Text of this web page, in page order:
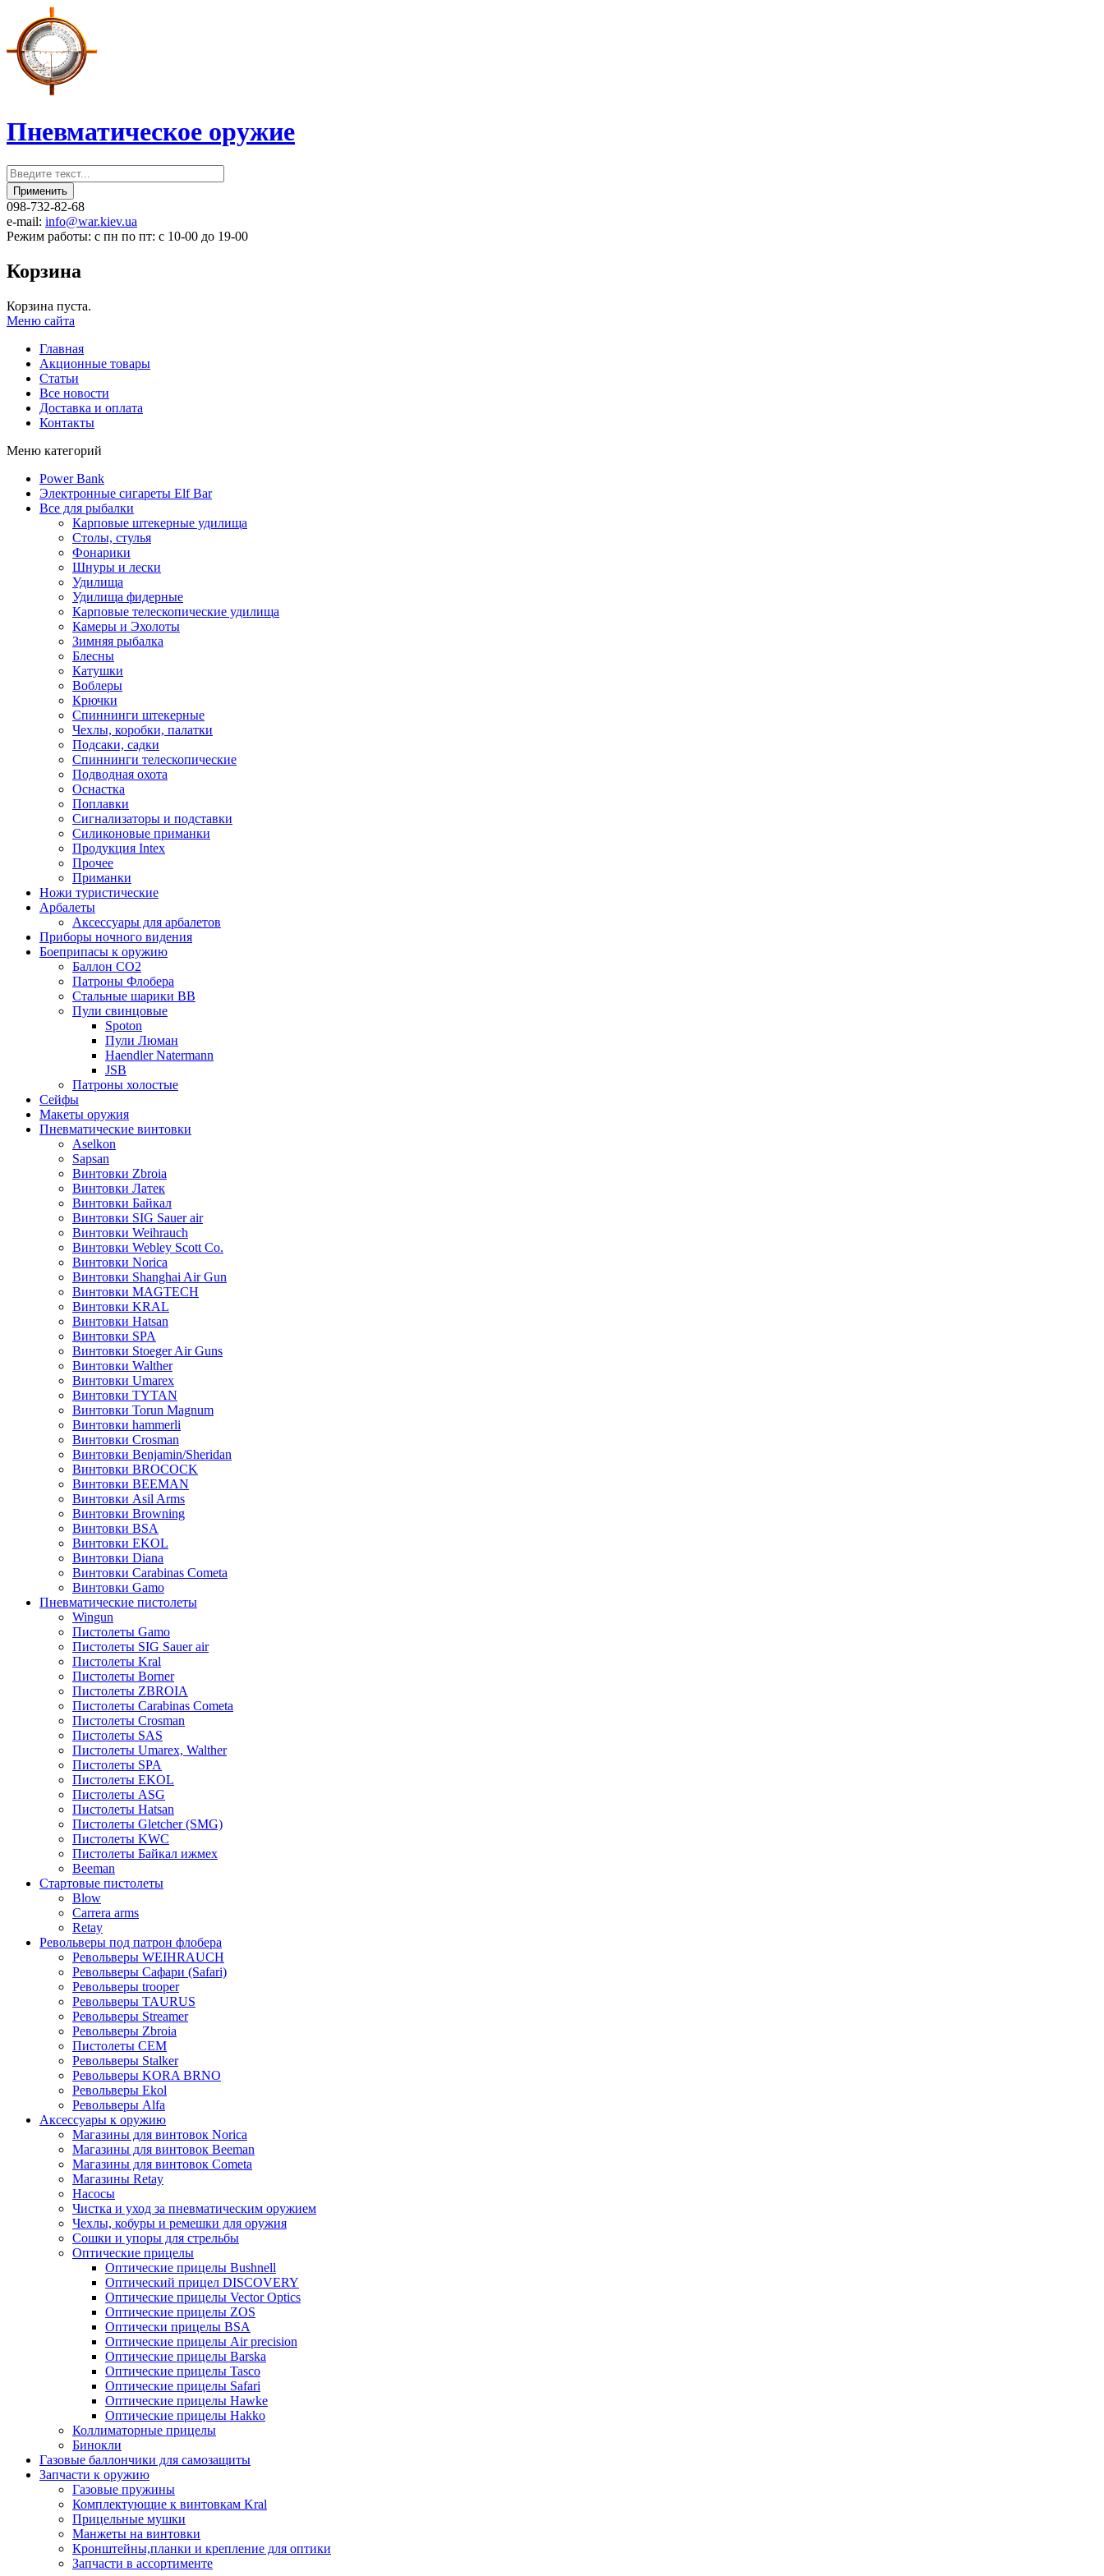
Пневматическое оружие
098-732-82-68
e-mail: info@war.kiev.ua
Режим работы: с пн по пт: с 10-00 до 19-00
Корзина
Корзина пуста.
Меню сайта
Главная
Акционные товары
Статьи
Все новости
Доставка и оплата
Контакты
Меню категорий
Power Bank
Электронные сигареты Elf Bar
Все для рыбалки
Карповые штекерные удилища
Столы, стулья
Фонарики
Шнуры и лески
Удилища
Удилища фидерные
Карповые телескопические удилища
Камеры и Эхолоты
Зимняя рыбалка
Блесны
Катушки
Воблеры
Крючки
Спиннинги штекерные
Чехлы, коробки, палатки
Подсаки, садки
Спиннинги телескопические
Подводная охота
Оснастка
Поплавки
Сигнализаторы и подставки
Силиконовые приманки
Продукция Intex
Прочее
Приманки
Ножи туристические
Арбалеты
Аксессуары для арбалетов
Приборы ночного видения
Боеприпасы к оружию
Баллон CO2
Патроны Флобера
Стальные шарики ВВ
Пули свинцовые
Spoton
Пули Люман
Haendler Natermann
JSB
Патроны холостые
Сейфы
Макеты оружия
Пневматические винтовки
Aselkon
Sapsan
Винтовки Zbroia
Винтовки Латек
Винтовки Байкал
Винтовки SIG Sauer air
Винтовки Weihrauch
Винтовки Webley Scott Co.
Винтовки Norica
Винтовки Shanghai Air Gun
Винтовки MAGTECH
Винтовки KRAL
Винтовки Hatsan
Винтовки SPA
Винтовки Stoeger Air Guns
Винтовки Walther
Винтовки Umarex
Винтовки TYTAN
Винтовки Torun Magnum
Винтовки hammerli
Винтовки Crosman
Винтовки Benjamin/Sheridan
Винтовки BROCOCK
Винтовки BEEMAN
Винтовки Asil Arms
Винтовки Browning
Винтовки BSA
Винтовки EKOL
Винтовки Diana
Винтовки Carabinas Cometa
Винтовки Gamo
Пневматические пистолеты
Wingun
Пистолеты Gamo
Пистолеты SIG Sauer air
Пистолеты Kral
Пистолеты Borner
Пистолеты ZBROIA
Пистолеты Carabinas Cometa
Пистолеты Crosman
Пистолеты SAS
Пистолеты Umarex, Walther
Пистолеты SPA
Пистолеты EKOL
Пистолеты ASG
Пистолеты Hatsan
Пистолеты Gletcher (SMG)
Пистолеты KWC
Пистолеты Байкал ижмех
Beeman
Стартовые пистолеты
Blow
Carrera arms
Retay
Револьверы под патрон флобера
Револьверы WEIHRAUCH
Револьверы Сафари (Safari)
Револьверы trooper
Револьверы TAURUS
Револьверы Streamer
Револьверы Zbroia
Пистолеты СЕМ
Револьверы Stalker
Револьверы KORA BRNO
Револьверы Ekol
Револьверы Alfa
Аксессуары к оружию
Магазины для винтовок Norica
Магазины для винтовок Beeman
Магазины для винтовок Cometa
Магазины Retay
Насосы
Чистка и уход за пневматическим оружием
Чехлы, кобуры и ремешки для оружия
Сошки и упоры для стрельбы
Оптические прицелы
Оптические прицелы Bushnell
Оптический прицел DISCOVERY
Оптические прицелы Vector Optics
Оптические прицелы ZOS
Оптически прицелы BSA
Оптические прицелы Air precision
Оптические прицелы Barska
Оптические прицелы Tasco
Оптические прицелы Safari
Оптические прицелы Hawke
Оптические прицелы Hakko
Коллиматорные прицелы
Бинокли
Газовые баллончики для самозащиты
Запчасти к оружию
Газовые пружины
Комплектующие к винтовкам Kral
Прицельные мушки
Манжеты на винтовки
Кронштейны,планки и крепление для оптики
Запчасти в ассортименте